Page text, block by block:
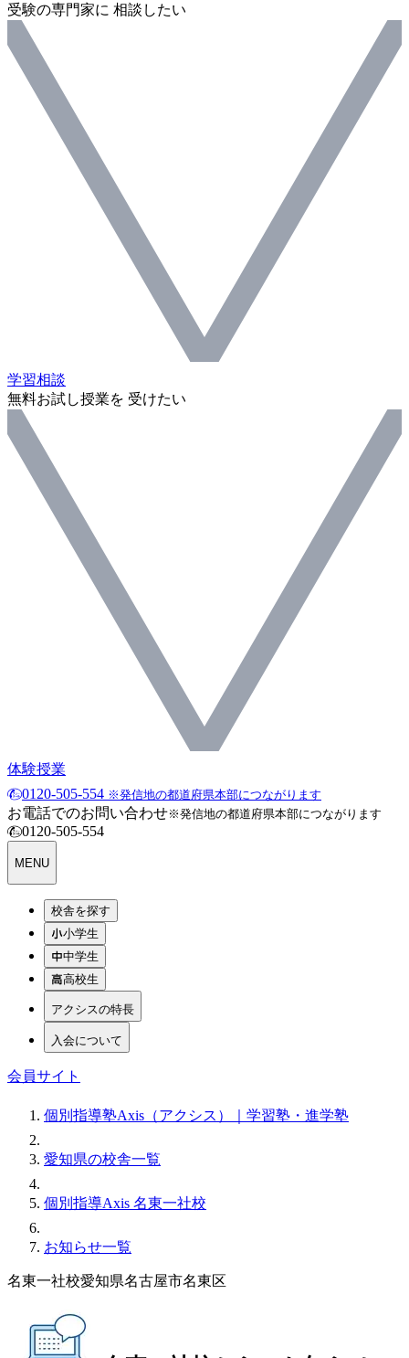
受験の専門家に 相談したい
学習相談
無料お試し授業を 受けたい
体験授業
0120-505-554 ※発信地の都道府県本部につながります
お電話でのお問い合わせ※発信地の都道府県本部につながります
0120-505-554
MENU
校舎を探す
小学生
中学生
高校生
アクシスの特長
入会について
会員サイト
個別指導塾Axis（アクシス）｜学習塾・進学塾
愛知県の校舎一覧
個別指導Axis 名東一社校
お知らせ一覧
名東一社校愛知県名古屋市名東区